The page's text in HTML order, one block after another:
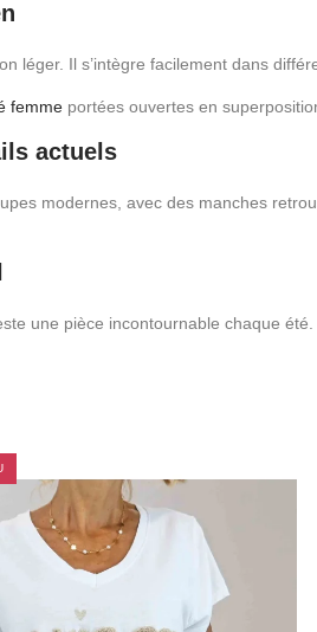
léger. Il s’intègre facilement dans
femme portées ouvertes en
actuels
modernes, avec des manches
une pièce incontournable chaque